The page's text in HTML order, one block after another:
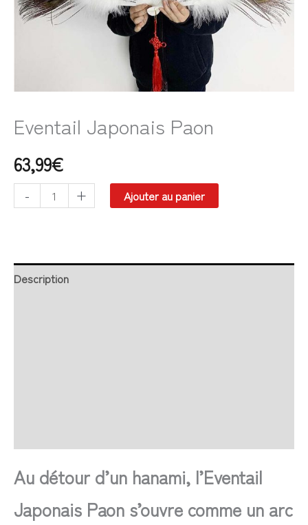
Eventail Japonais Paon
63,99€
- + Ajouter au panier
Description
Au détour d’un hanami, l’Eventail
Japonais Paon s’ouvre comme un arc